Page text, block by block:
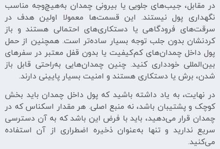
در مقابل، جیب‌های جلویی یا بیرونی چمدان به‌هیچ‌وجه مناسب
نگهداری پول نیستند. این قسمت‌ها معمولا اولین هدف در
سرقت‌های فرودگاهی یا دستکاری‌های احتمالی هستند و باز
کردنشان بدون جلب توجه بسیار ساده‌تر است. همچنین از حمل
پول داخل چمدان‌های کم‌کیفیت یا بدون قفل معتبر در سفرهای
بین‌المللی خودداری کنید. چنین چمدان‌هایی به‌راحتی قابل باز
شدن، برش یا دستکاری هستند و امنیت بسیار پایینی دارند.
در نهایت، به یاد داشته باشید که پول داخل چمدان باید بخش
کوچک و پشتیبان باشد، نه منبع اصلی. هر مقدار اسکناس که در
چمدان قرار می‌دهید، باید با فرض این باشد که به آن دسترسی
سریع ندارید و تنها به‌عنوان ذخیره اضطراری از آن استفاده
می‌کنید.